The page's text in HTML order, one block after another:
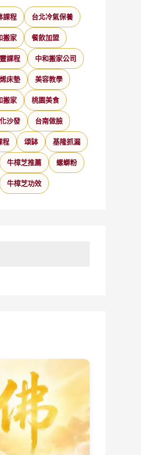
課程 台北冷氣保養
搬家 餐飲加盟
課程 中和搬家公司
床墊 美容教學
搬家 桃園美食
沙發 台南做臉
程 頌缽 基隆抓漏
牛樟芝推薦 螺螄粉
牛樟芝功效